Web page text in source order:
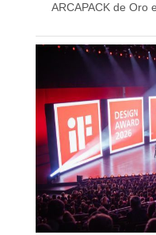
ARCAPACK de Oro